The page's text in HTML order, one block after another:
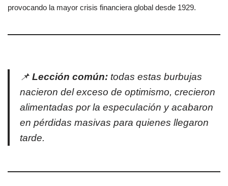
provocando la mayor crisis financiera global desde 1929.
📌 Lección común: todas estas burbujas
nacieron del exceso de optimismo, crecieron
alimentadas por la especulación y acabaron
en pérdidas masivas para quienes llegaron
tarde.